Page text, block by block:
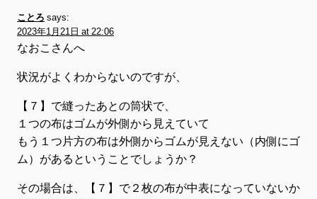
ことろ says:
2023年1月21日 at 22:06
なおこさんへ
状況がよくわからないのですが、
【７】で縫ったあとの筒状で、
１つの布はゴムが外側から見えていて
もう１つ片方の布は外側からゴムが見えない（内側にゴ
ム）があるということでしょうか？
その場合は、【７】で２枚の布が中表になっていないか